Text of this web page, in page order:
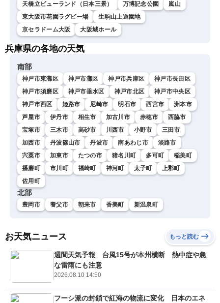
天橋立ビューランド（日本三景） 万博記念公園
嵐山
東大阪市花園ラグビー場
生駒山上遊園地
京セラドーム大阪
大阪城ホール
兵庫県の各地の天気
南部
神戸市東灘区 神戸市灘区 神戸市兵庫区
神戸市長田区
神戸市須磨区
神戸市垂水区 神戸市北区
神戸市中央区
神戸市西区
姫路市 尼崎市 明石市 西宮市
洲本市
芦屋市
伊丹市 相生市 加古川市 赤穂市
西脇市
宝塚市
三木市 高砂市 川西市 小野市
三田市
加西市
丹波篠山市 丹波市 南あわじ市
淡路市
宍粟市
加東市 たつの市 猪名川町 多可町
稲美町
播磨町
市川町 福崎町 神河町 太子町
上郡町
佐用町
北部
豊岡市 養父市 朝来市 香美町 新温泉町
お天気ニュース もっと読む
週間天気予報 台風15号が本州横断 熱中症や急
な雷雨にも注意
2026.08.10 14:50
フーシ派の封鎖で紅海の物流に変化 日本のエネ